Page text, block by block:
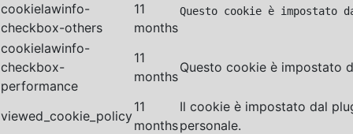
cookielawinfo-
checkbox-others
11
months
Questo cookie è
cookielawinfo-
checkbox-
performance
11
months
Questo cookie è impostato
viewed_cookie_policy
11
months
Il cookie è impostato dal
personale.